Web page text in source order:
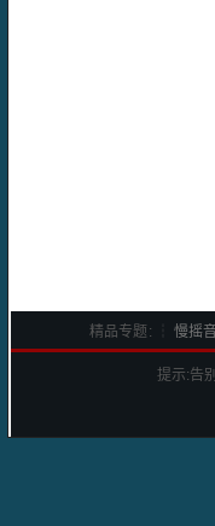
精品专题: ┆ 慢摇
提示:告